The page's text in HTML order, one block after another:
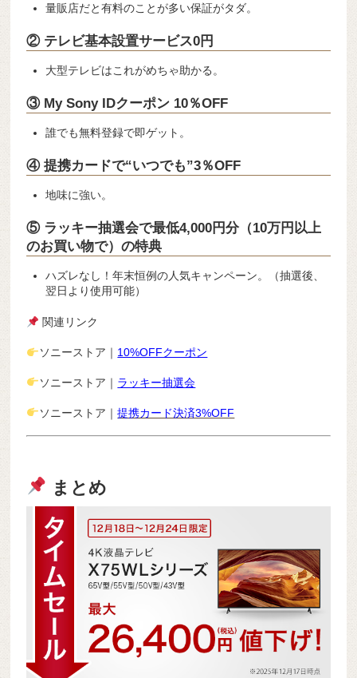
量販店だと有料のことが多い保証がタダ。
② テレビ基本設置サービス0円
大型テレビはこれがめちゃ助かる。
③ My Sony IDクーポン 10％OFF
誰でも無料登録で即ゲット。
④ 提携カードで“いつでも”3％OFF
地味に強い。
⑤ ラッキー抽選会で最低4,000円分（10万円以上
のお買い物で）の特典
ハズレなし！年末恒例の人気キャンペーン。（抽選後、
翌日より使用可能）
関連リンク
ソニーストア｜ 10%OFFクーポン
ソニーストア｜ ラッキー抽選会
ソニーストア｜提携カード決済3%OFF
まとめ